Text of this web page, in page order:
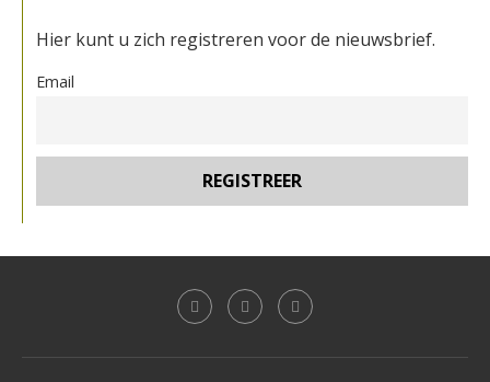
Hier kunt u zich registreren voor de nieuwsbrief.
Email